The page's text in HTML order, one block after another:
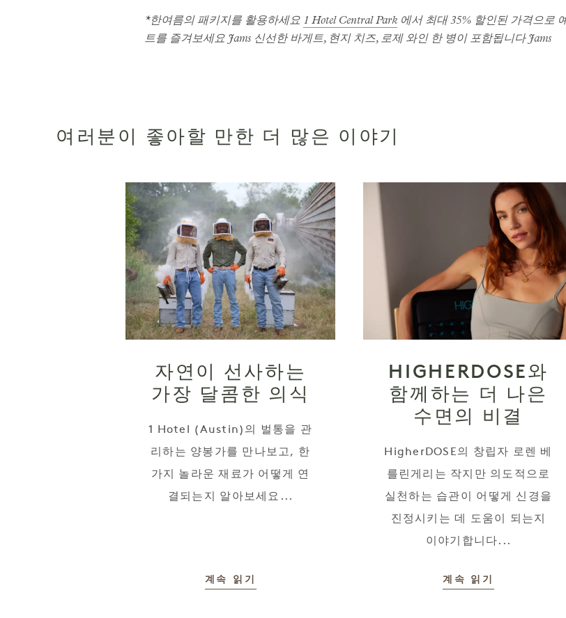
*한여름의 패키지를 활용하세요 1 Hotel Central Park 에서 최대 35% 할인된 가격으로
트를 즐겨보세요 Jams 신선한 바게트, 현지 치즈, 로제 와인 한 병이 포함됩니다 Jams
여러분이 좋아할 만한 더 많은 이야기
자연이 선사하는
가장 달콤한 의식
1 Hotel (Austin)의 벌통을 관
리하는 양봉가를 만나보고, 한
가지 놀라운 재료가 어떻게 연
결되는지 알아보세요...
계속 읽기
HIGHERDOSE와
함께하는 더 나은
수면의 비결
HigherDOSE의 창립자 로렌 베
를린게리는 작지만 의도적으로
실천하는 습관이 어떻게 신경을
진정시키는 데 도움이 되는지
이야기합니다...
계속 읽기